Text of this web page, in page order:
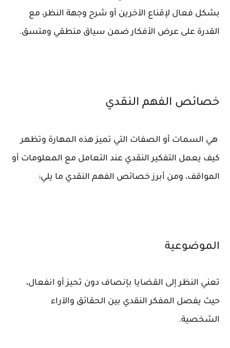
بشكل فعال لإقناع الآخرين أو شرح وجهة النظر، مع
القدرة على عرض الأفكار ضمن سياق منطقي ومتسق.
خصائص الفهم النقدي
هي السمات أو الصفات التي تميز هذه المهارة وتظهر
كيف يعمل التفكير النقدي عند التعامل مع المعلومات أو
المواقف، ومن أبرز خصائص الفهم النقدي ما يلي:
الموضوعية
تعني النظر إلى القضايا بإنصاف دون تحيز أو انفعال،
حيث يفصل المفكر النقدي بين الحقائق والآراء
الشخصية.